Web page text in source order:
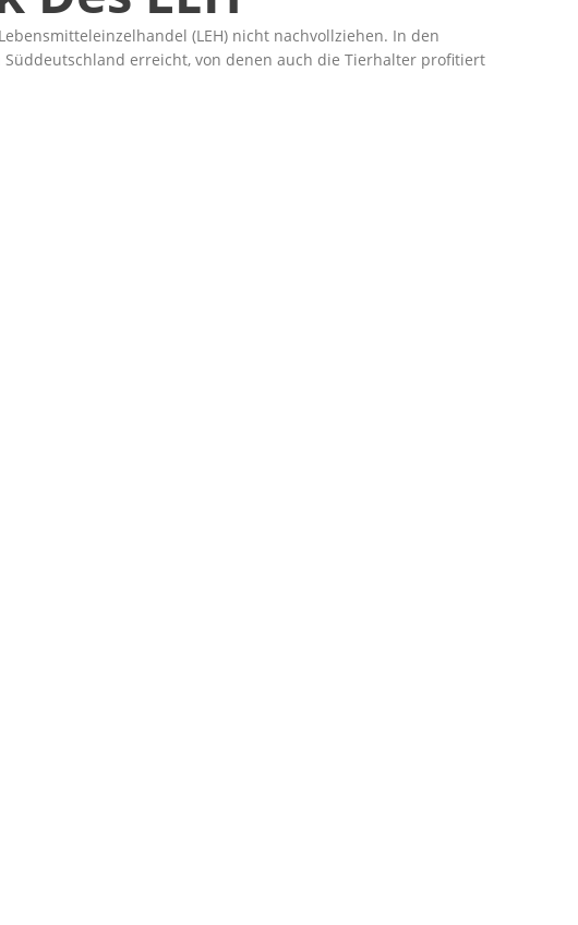
(LEH) nicht nachvollziehen. In den
erreicht, von denen auch die Tierhalter profitiert